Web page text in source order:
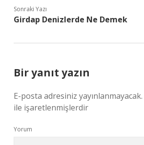
Sonraki Yazı
Girdap Denizlerde Ne Demek
Bir yanıt yazın
E-posta adresiniz yayınlanmayacak.
ile işaretlenmişlerdir
Yorum